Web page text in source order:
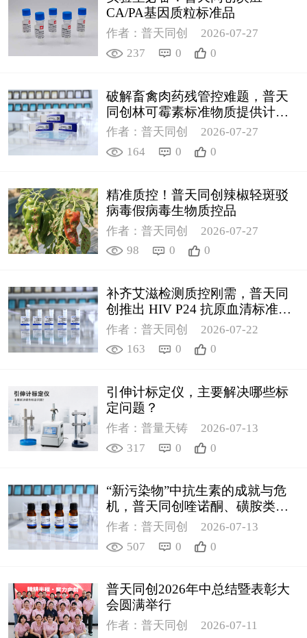
CA/PA基因质粒标准品
作者：普天同创
2026-07-27
237
0 0
破解畜禽肉药残管控难题，普天
同创林可霉素标准物质提供计量
支撑
作者：普天同创
2026-07-27
164
0 0
精准质控！普天同创辣椒轻斑驳
病毒假病毒生物质控品
作者：普天同创
2026-07-27
98
0 0
补齐艾滋检测质控刚需，普天同
创推出 HIV P24 抗原血清标准物
质
作者：普天同创
2026-07-22
163
0 0
引伸计标定仪，主要解决哪些标
定问题？
作者：普量天铸
2026-07-13
317
0 0
“新污染物”中抗生素的成就与危
机，普天同创喹诺酮、磺胺类质
控新品筑牢环境安全防线
作者：普天同创
2026-07-13
507
0 0
普天同创2026年中总结暨表彰大
会圆满举行
作者：普天同创
2026-07-11